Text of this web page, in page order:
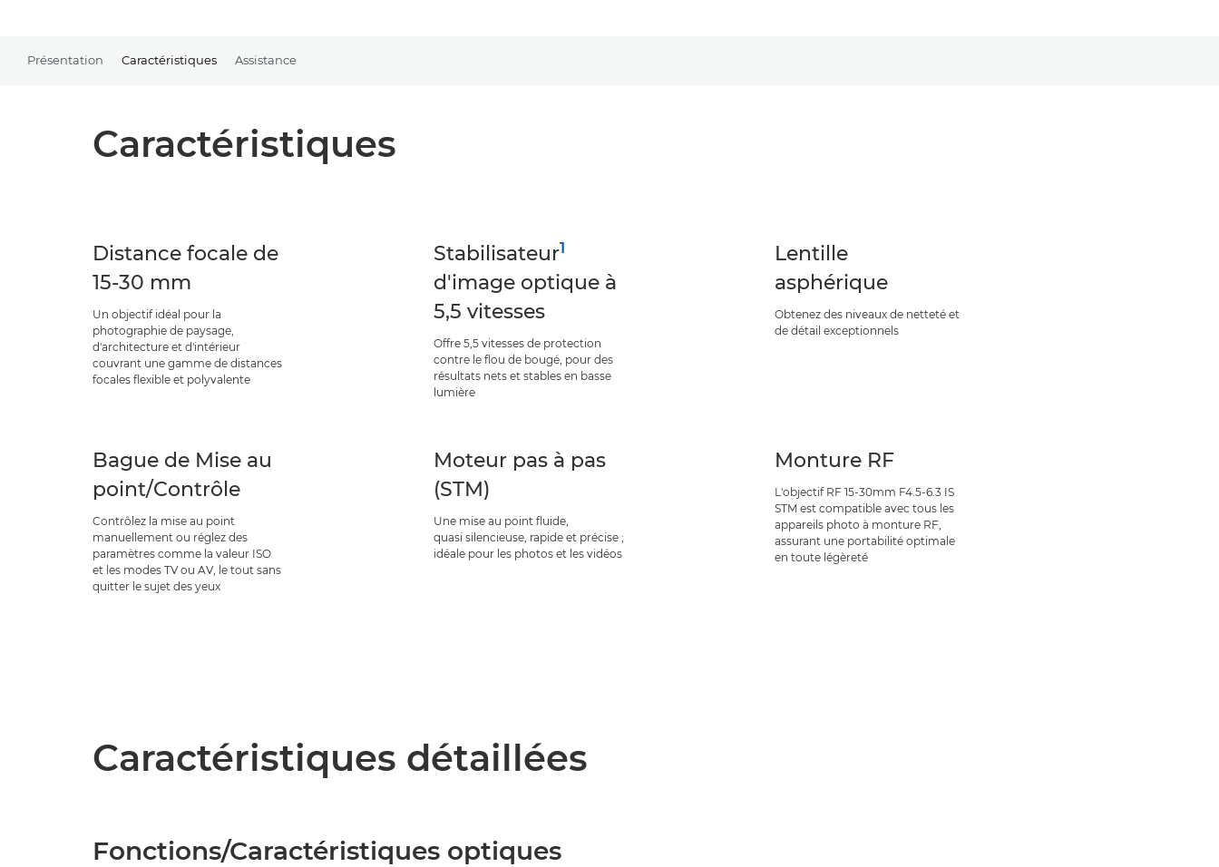
Présentation Caractéristiques Assistance
Caractéristiques
Distance focale de
15-30 mm
Un objectif idéal pour la
photographie de paysage,
d'architecture et d'intérieur
couvrant une gamme de distances
focales flexible et polyvalente
Stabilisateur1
d'image optique à
5,5 vitesses
Offre 5,5 vitesses de protection
contre le flou de bougé, pour des
résultats nets et stables en basse
lumière
Lentille
asphérique
Obtenez des niveaux de netteté et
de détail exceptionnels
Bague de Mise au
point/Contrôle
Contrôlez la mise au point
manuellement ou réglez des
paramètres comme la valeur ISO
et les modes TV ou AV, le tout sans
quitter le sujet des yeux
Moteur pas à pas
(STM)
Une mise au point fluide,
quasi silencieuse, rapide et précise ;
idéale pour les photos et les vidéos
Monture RF
L'objectif RF 15-30mm F4.5-6.3 IS
STM est compatible avec tous les
appareils photo à monture RF,
assurant une portabilité optimale
en toute légèreté
Caractéristiques détaillées
Fonctions/Caractéristiques optiques